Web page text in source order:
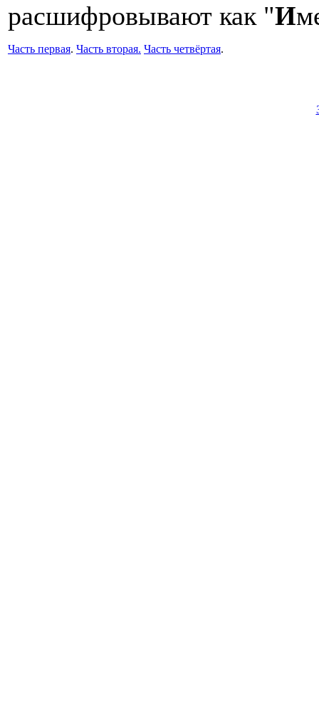
расшифровывают как "И
Часть первая. Часть вторая. Часть четвёртая.